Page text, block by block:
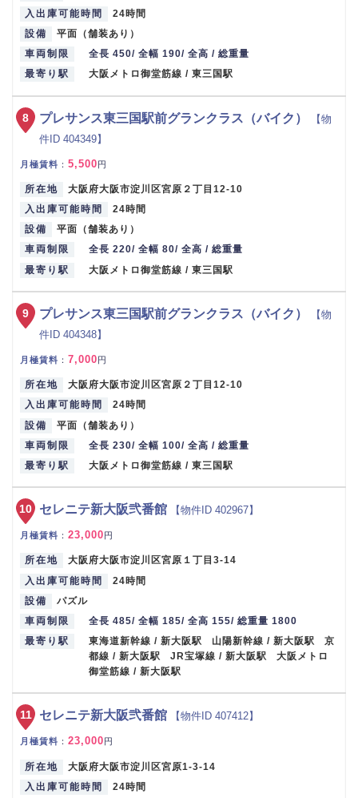
入出庫可能時間
24時間
設備
平面（舗装あり）
車両制限
全長 450/ 全幅 190/ 全高 / 総重量
最寄り駅
大阪メトロ御堂筋線 / 東三国駅
プレサンス東三国駅前グランクラス（バイク）
【物
件ID 404349】
月極賃料 ： 5,500円
所在地
大阪府大阪市淀川区宮原２丁目12-10
入出庫可能時間
24時間
設備
平面（舗装あり）
車両制限
全長 220/ 全幅 80/ 全高 / 総重量
最寄り駅
大阪メトロ御堂筋線 / 東三国駅
8
プレサンス東三国駅前グランクラス（バイク）
【物
件ID 404348】
月極賃料 ： 7,000円
所在地
大阪府大阪市淀川区宮原２丁目12-10
入出庫可能時間
24時間
設備
平面（舗装あり）
車両制限
全長 230/ 全幅 100/ 全高 / 総重量
最寄り駅
大阪メトロ御堂筋線 / 東三国駅
9
セレニテ新大阪弐番館 【物件ID 402967】
月極賃料 ： 23,000円
所在地
大阪府大阪市淀川区宮原１丁目3-14
入出庫可能時間
24時間
設備
パズル
車両制限
全長 485/ 全幅 185/ 全高 155/ 総重量 1800
最寄り駅
東海道新幹線 / 新大阪駅 山陽新幹線 / 新大阪駅 京
都線 / 新大阪駅 JR宝塚線 / 新大阪駅 大阪メトロ
御堂筋線 / 新大阪駅
10
セレニテ新大阪弐番館 【物件ID 407412】
月極賃料 ： 23,000円
所在地
大阪府大阪市淀川区宮原1-3-14
入出庫可能時間
24時間
11